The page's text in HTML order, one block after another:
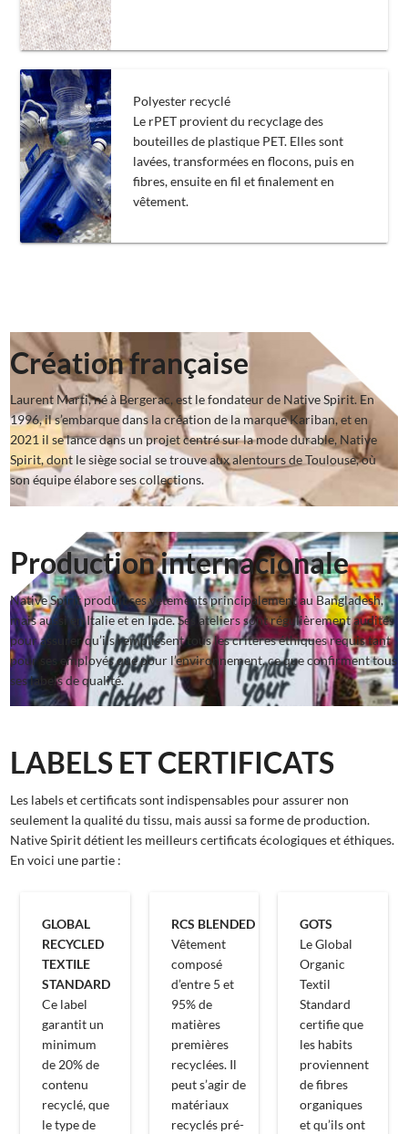
Polyester recyclé
Le rPET provient du recyclage des
bouteilles de plastique PET. Elles sont
lavées, transformées en flocons, puis en
fibres, ensuite en fil et finalement en
vêtement.
Création française
Laurent Marti, né à Bergerac, est le fondateur de Native Spirit. En
1996, il s’embarque dans la création de la marque Kariban, et en
2021 il se lance dans un projet centré sur la mode durable, Native
Spirit, dont le siège social se trouve aux alentours de Toulouse, où
son équipe élabore ses collections.
Production internacionale
Native Spirit produit ses vêtements principalement au Bangladesh,
mais aussi en Italie et en Inde. Ses ateliers sont régulièrement audités
pour assurer qu’ils remplissent tous les critères éthiques requis tant
pour ses employés que pour l’environnement, ce que confirment tous
ses labels de qualité.
LABELS ET CERTIFICATS
Les labels et certificats sont indispensables pour assurer non
seulement la qualité du tissu, mais aussi sa forme de production.
Native Spirit détient les meilleurs certificats écologiques et éthiques.
En voici une partie :
GLOBAL
RECYCLED
TEXTILE
STANDARD
Ce label
garantit un
minimum
de 20% de
contenu
recyclé, que
le type de
RCS BLENDED
Vêtement
composé
d’entre 5 et
95% de
matières
premières
recyclées. Il
peut s’agir de
matériaux
recyclés pré-
GOTS
Le Global
Organic
Textil
Standard
certifie que
les habits
proviennent
de fibres
organiques
et qu’ils ont